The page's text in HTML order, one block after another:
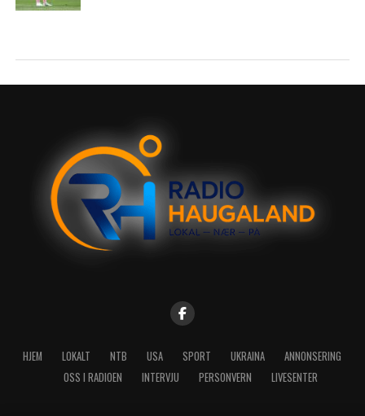
HJEM LOKALT NTB USA SPORT UKRAINA
ANNONSERING
OSS I RADIOEN
INTERVJU PERSONVERN LIVESENTER